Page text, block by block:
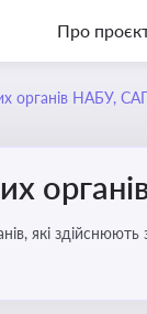
Про
органів НАБУ,
які
й